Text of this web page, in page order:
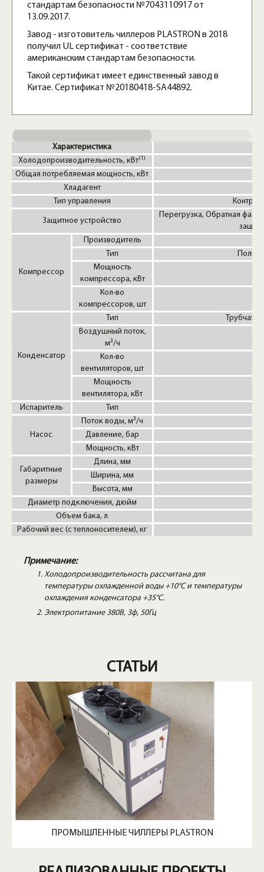
стандартам безопасности №7043110917 от
13.09.2017.
Завод - изготовитель чиллеров PLASTRON в 2018
получил UL сертификат - соответствие
американским стандартам безопасности.
Такой сертификат имеет единственный завод в
Китае. Сертификат №20180418-SA44892.
Характеристика
Холодопроизводительность, кВт(1)
Общая потребляемая мощность, кВт
Хладагент
Тип управления
Защитное устройство
Перегрузка, Обратная
Компрессор
Производитель
Тип
Мощность
компрессора, кВт
Кол-во
компрессоров, шт
Конденсатор
Тип
Воздушный поток,
м3/ч
Кол-во
вентиляторов, шт
Мощность
вентилятора, кВт
Испаритель
Тип
Насос
Поток воды, м3/ч
Давление, бар
Мощность, кВт
Габаритные
размеры
Длина, мм
Ширина, мм
Высота, мм
Диаметр подключения, дюйм
Объем бака, л
Рабочий вес (с теплоносителем), кг
Примечание:
Холодопроизводительность рассчитана для
температуры охлажденной воды +10°C и температуры
охлаждения конденсатора +35°C.
Электропитание 380В, 3ф, 50Гц
СТАТЬИ
ПРОМЫШЛЕННЫЕ ЧИЛЛЕРЫ PLASTRON